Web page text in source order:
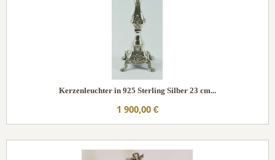
Kerzenleuchter in 925 Sterling Silber 23 cm...
1 900,00 €